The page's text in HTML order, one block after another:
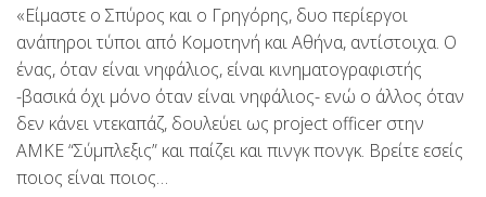
«Είμαστε ο Σπύρος και ο Γρηγόρης, δυο περίεργοι
ανάπηροι τύποι από Κομοτηνή και Αθήνα, αντίστοιχα. Ο
ένας, όταν είναι νηφάλιος, είναι κινηματογραφιστής
-βασικά όχι μόνο όταν είναι νηφάλιος- ενώ ο άλλος όταν
δεν κάνει ντεκαπάζ, δουλεύει ως project officer στην
ΑΜΚΕ “Σύμπλεξις” και παίζει και πινγκ πονγκ. Βρείτε εσείς
ποιος είναι ποιος…